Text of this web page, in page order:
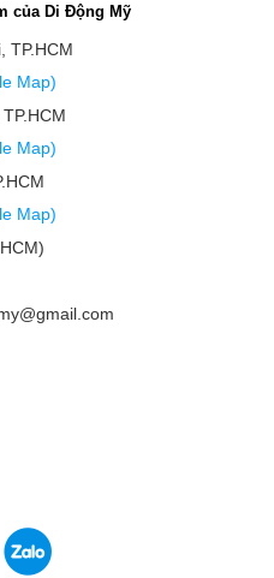
của Di Động Mỹ
TP.HCM
Map)
Map)
Map)